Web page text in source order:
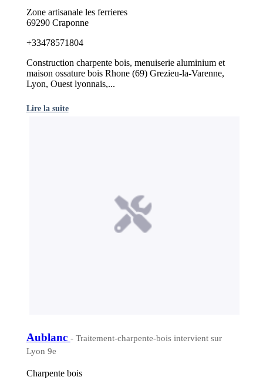
Zone artisanale les ferrieres
69290 Craponne
+33478571804
Construction charpente bois, menuiserie aluminium et
maison ossature bois Rhone (69) Grezieu-la-Varenne,
Lyon, Ouest lyonnais,...
Lire la suite
Aublanc - Traitement-charpente-bois intervient sur
Lyon 9e
Charpente bois